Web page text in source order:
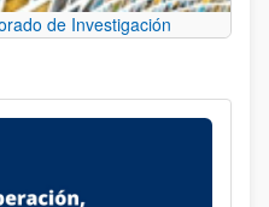
de Investigación